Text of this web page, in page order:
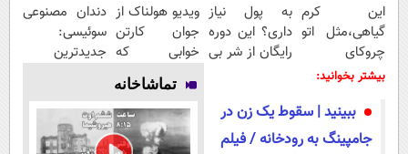
این کرم
گیاهی،مثل اتو
چروکای
پوستتوصاف
به پول نیاز
داری؟ این دوره
رایگان از شر بی
ویدیو هولناک از
جوان کارتن
خوابی که
میلیاردر شد.
آموزش رایگان
دندان مصنوعی
سوئیسی:
جدیدترین
پرداخت قسطی
بیشتر بخوانید:
ببینید | سقوط یک زن در
جامپینگ به رودخانه / فیلم
تماشاخانه